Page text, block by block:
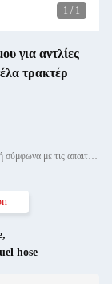
1 / 1
για αντλίες
τρακτέρ
Συσκευασία λεπτομέρειες: Πλαστική σακούλα ή κουτί PNK ή σύμφωνα με τις απαιτήσεις σας.
,
hose